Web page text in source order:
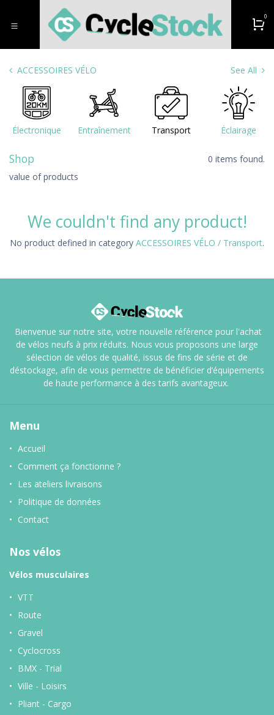
0
ACCESSOIRES VÉLO See All
Électronique Entraînement Transport Éclairage
Shop
0 items found.
value of products
We couldn't find any product!
No product defined in category ACCESSOIRES VÉLO / Transport.
Bienvenue sur notre site, votre nouvelle référence pour l'achat
de vélos neufs à prix réduits. Nous vous proposons une large
sélection de vélos de qualité, issus de fins de série et de
déstockage, afin de vous permettre de bénéficier d’équipements
de haute performance à des tarifs avantageux.
Menu
Accueil
Comment ça fonctionne ?
Les ateliers livraisons
Politique de données
Contact
Nos vélos
Vélos musculaires
VTT
Route
Gravel
Cyclocross
BMX - Trial
Ville - Loisirs
Pliant - Cargo